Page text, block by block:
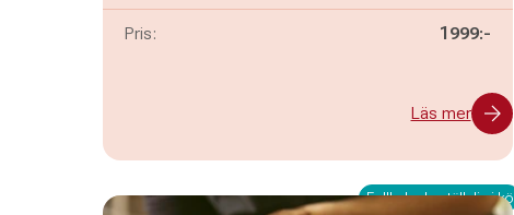
Pris: 1999:-
Läs mer
Fullbokad - ställ dig i kö